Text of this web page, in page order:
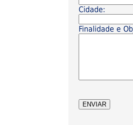
Cidade:
Finalidade e